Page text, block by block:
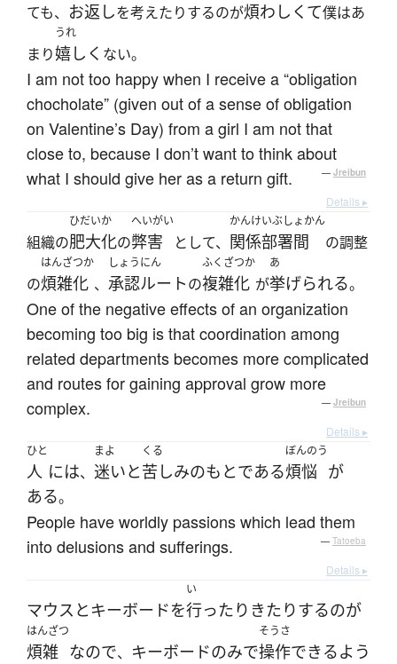
ても、 お返しを考えたりするのが煩わしくて僕はあ
まり
うれ
嬉しく ない。
I am not too happy when I receive a “obligation
chocholate” (given out of a sense of obligation
on Valentine’s Day) from a girl I am not that
close to, because I don’t want to think about
what I should give her as a return gift.
— Jreibun
Details ▸
組織の
ひだいか
肥大化の
へいがい
弊害 として、
かんけいぶしょかん
関係部署間 の調整
の
はんざつか
煩雑化 、
しょうにん
承認ルートの
ふくざつか
複雑化 が
あ
挙げられる。
One of the negative effects of an organization
becoming too big is that coordination among
related departments becomes more complicated
and routes for gaining approval grow more
complex.
— Jreibun
Details ▸
ひと
人 には、
まよ
迷いと
くる
苦しみのもとである
ぼんのう
煩悩 が
ある。
People have worldly passions which lead them
into delusions and sufferings.
— Tatoeba
Details ▸
マウス とキーボードを
い
行ったりきたりするのが
はんざつ
煩雑 なので、 キーボードのみで
そうさ
操作できるよう